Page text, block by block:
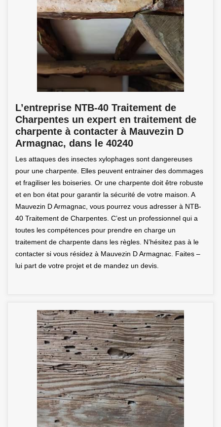
L’entreprise NTB-40 Traitement de
Charpentes un expert en traitement de
charpente à contacter à Mauvezin D
Armagnac, dans le 40240
Les attaques des insectes xylophages sont dangereuses
pour une charpente. Elles peuvent entrainer des dommages
et fragiliser les boiseries. Or une charpente doit être robuste
et en bon état pour garantir la sécurité de votre maison. A
Mauvezin D Armagnac, vous pourrez vous adresser à NTB-
40 Traitement de Charpentes. C’est un professionnel qui a
toutes les compétences pour prendre en charge un
traitement de charpente dans les règles. N’hésitez pas à le
contacter si vous résidez à Mauvezin D Armagnac. Faites –
lui part de votre projet et de mandez un devis.